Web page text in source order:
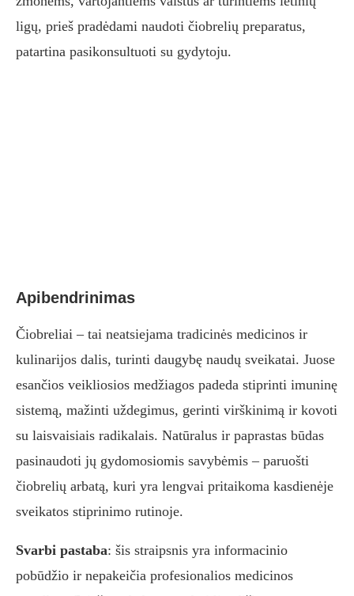
ligų, prieš pradėdami naudoti čiobrelių preparatus,
patartina pasikonsultuoti su gydytoju.
Apibendrinimas
Čiobreliai – tai neatsiejama tradicinės medicinos ir
kulinarijos dalis, turinti daugybę naudų sveikatai. Juose
esančios veikliosios medžiagos padeda stiprinti imuninę
sistemą, mažinti uždegimus, gerinti virškinimą ir kovoti
su laisvaisiais radikalais. Natūralus ir paprastas būdas
pasinaudoti jų gydomosiomis savybėmis – paruošti
čiobrelių arbatą, kuri yra lengvai pritaikoma kasdienėje
sveikatos stiprinimo rutinoje.
Svarbi pastaba: šis straipsnis yra informacinio
pobūdžio ir nepakeičia profesionalios medicinos